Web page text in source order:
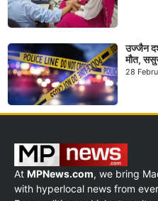
उज्जैन
मौत,
28
At MPNews.com, we bring
with hyperlocal news from